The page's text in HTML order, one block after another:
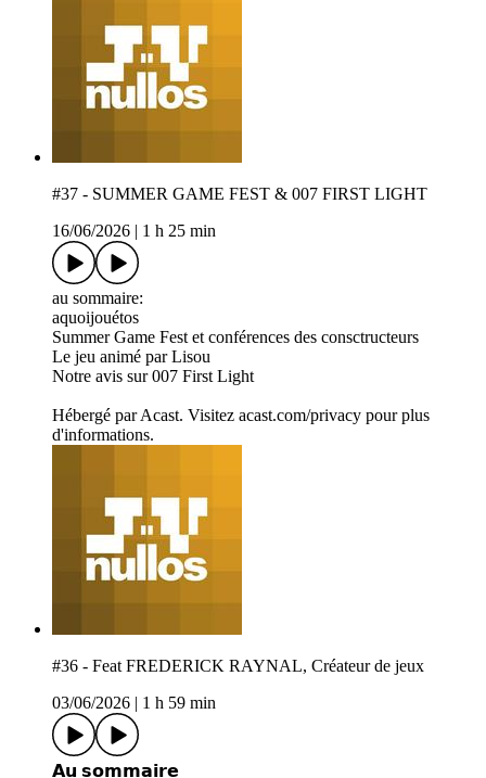
#37 - SUMMER GAME FEST & 007 FIRST LIGHT
16/06/2026
1 h 25 min
au sommaire:
aquoijouétos
Summer Game Fest et conférences des consctructeurs
Le jeu animé par Lisou
Notre avis sur 007 First Light
Hébergé par Acast. Visitez acast.com/privacy pour plus
d'informations.
#36 - Feat FREDERICK RAYNAL, Créateur de jeux
03/06/2026
1 h 59 min
𝗔𝘂 𝘀𝗼𝗺𝗺𝗮𝗶𝗿𝗲